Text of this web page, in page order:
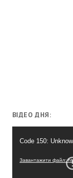
ВІДЕО ДНЯ:
Code 150:
Завантажити файл: